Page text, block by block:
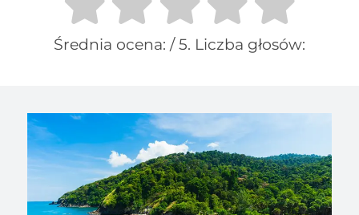
Średnia ocena: / 5. Liczba głosów: